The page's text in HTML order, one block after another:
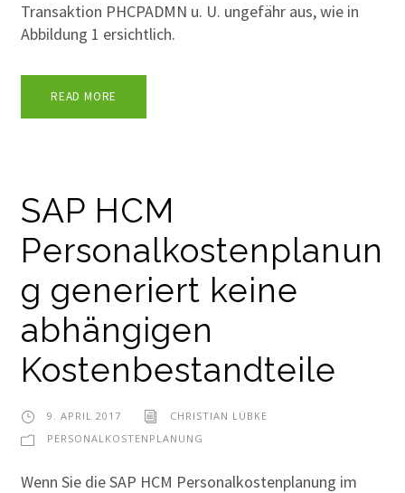
Transaktion PHCPADMN u. U. ungefähr aus, wie in
Abbildung 1 ersichtlich.
READ MORE
SAP HCM
Personalkostenplanun
g generiert keine
abhängigen
Kostenbestandteile
9. APRIL 2017
CHRISTIAN LÜBKE
PERSONALKOSTENPLANUNG
Wenn Sie die SAP HCM Personalkostenplanung im